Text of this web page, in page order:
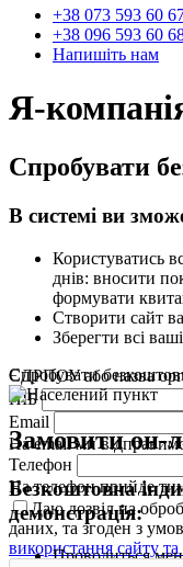
+38 073 593 60
+38 096 593 60
Напишіть нам
Я-
Спробувати
В системі ви
Користуватись
днів: вносити
формувати
Створити сайт
Зберегти всі
ЄДРПОУ або назва
ПІБ
Email
На email ми
Телефон
На телефон прийде
Даю дозвіл на
даних, та згоден з
використання сайту
Спробувати
Замовити он-
Безкоштовна
демонстрація:
Проводиться